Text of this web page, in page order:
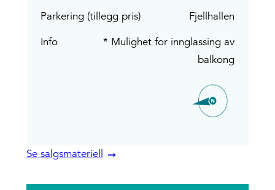
Parkering (tillegg pris)
Fjellhallen
Info
* Mulighet for innglassing av
balkong
Se salgsmateriell